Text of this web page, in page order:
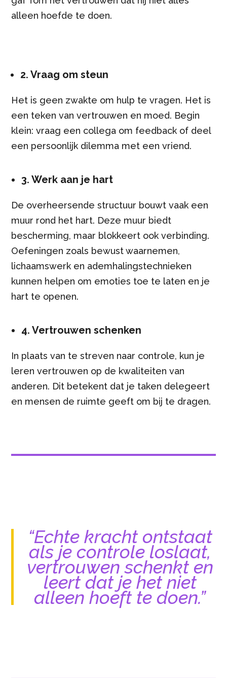
alleen hoefde te doen.
2. Vraag om steun
Het is geen zwakte om hulp te vragen. Het is
een teken van vertrouwen en moed. Begin
klein: vraag een collega om feedback of deel
een persoonlijk dilemma met een vriend.
3. Werk aan je hart
De overheersende structuur bouwt vaak een
muur rond het hart. Deze muur biedt
bescherming, maar blokkeert ook verbinding.
Oefeningen zoals bewust waarnemen,
lichaamswerk en ademhalingstechnieken
kunnen helpen om emoties toe te laten en je
hart te openen.
4. Vertrouwen schenken
In plaats van te streven naar controle, kun je
leren vertrouwen op de kwaliteiten van
anderen. Dit betekent dat je taken delegeert
en mensen de ruimte geeft om bij te dragen.
“Echte kracht ontstaat
als je controle loslaat,
vertrouwen schenkt en
leert dat je het niet
alleen hoeft te doen.”